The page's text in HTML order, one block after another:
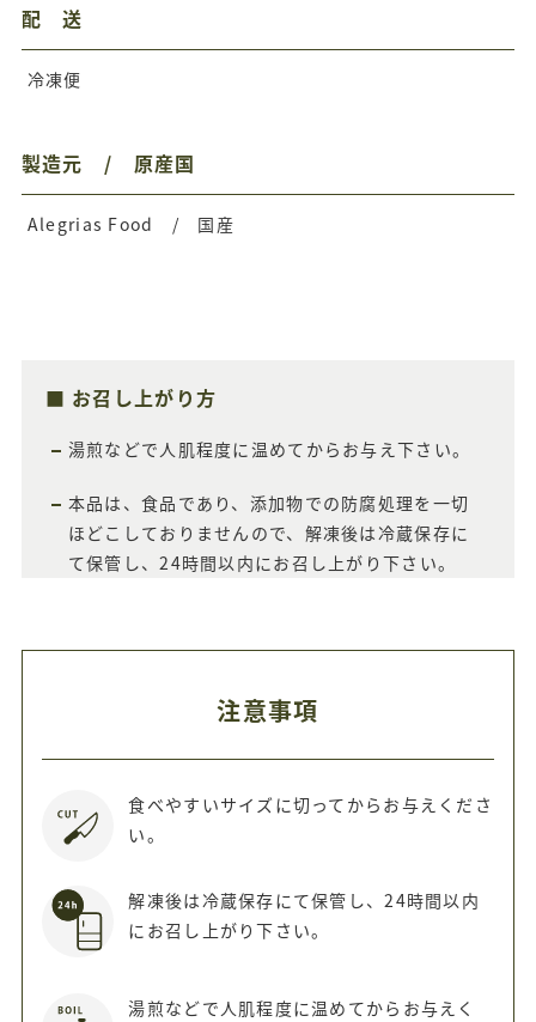
配 送
冷凍便
製造元 / 原産国
Alegrias Food / 国産
お召し上がり方
湯煎などで人肌程度に温めてからお与え下さい。
本品は、食品であり、添加物での防腐処理を一切
ほどこしておりませんので、解凍後は冷蔵保存に
て保管し、24時間以内にお召し上がり下さい。
注意事項
食べやすいサイズに切ってからお与えくださ
い。
解凍後は冷蔵保存にて保管し、24時間以内
にお召し上がり下さい。
湯煎などで人肌程度に温めてからお与えく